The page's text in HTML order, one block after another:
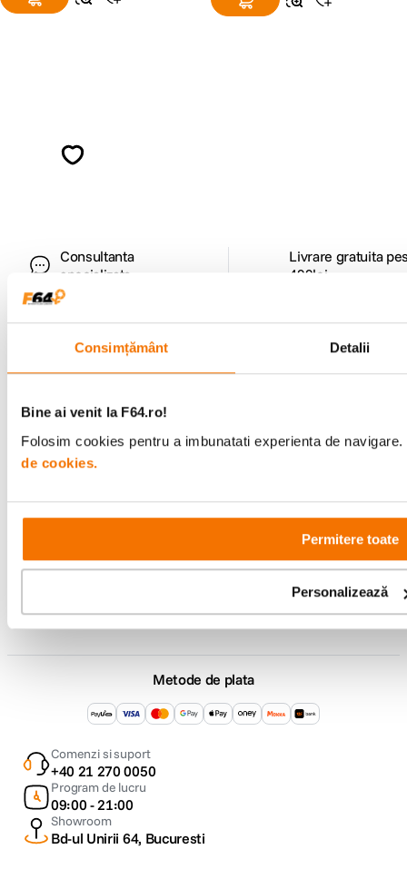
Consimțământ Detalii
Bine ai venit la F64.ro!
Folosim cookies pentru a imbunatati experienta de
de cookies.
Permitere toate
Personalizează
Consultanta
specializata
Livrare gratuita
499lei
Comenzi si livrare
Suport
Service si garantii
F64 Studio
Metode de plata
Comenzi si suport
+40 21 270 0050
Program de lucru
09:00 - 21:00
Showroom
Bd-ul Unirii 64, Bucuresti